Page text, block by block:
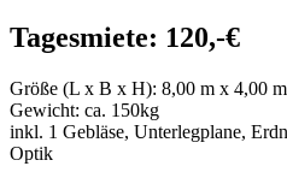
Tagesmiete: 120,-€
Größe (L x B x H): 8,00 m x 4,00
Gewicht: ca. 150kg
inkl. 1 Gebläse, Unterlegplane,
Optik